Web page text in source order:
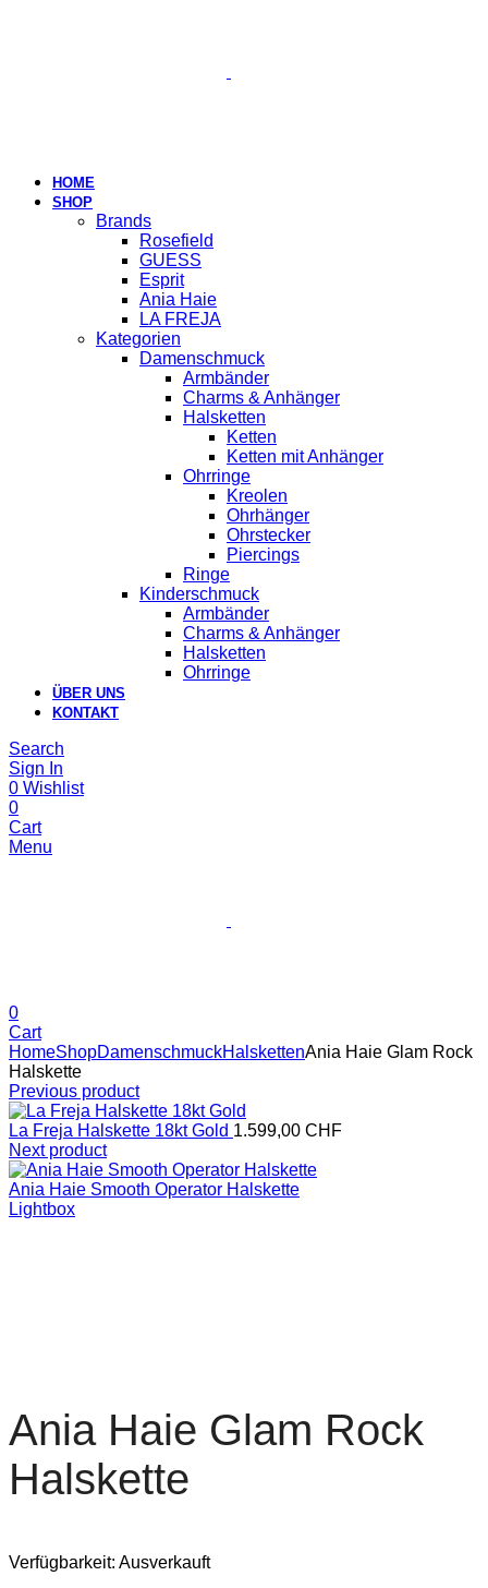
HOME
SHOP
Brands
Rosefield
GUESS
Esprit
Ania Haie
LA FREJA
Kategorien
Damenschmuck
Armbänder
Charms & Anhänger
Halsketten
Ketten
Ketten mit Anhänger
Ohrringe
Kreolen
Ohrhänger
Ohrstecker
Piercings
Ringe
Kinderschmuck
Armbänder
Charms & Anhänger
Halsketten
Ohrringe
ÜBER UNS
KONTAKT
Search
Sign In
0 Wishlist
0
Cart
Menu
0
Cart
HomeShopDamenschmuckHalskettenAnia Haie Glam Rock
Halskette
Previous product
La Freja Halskette 18kt Gold 1.599,00 CHF
Next product
Ania Haie Smooth Operator Halskette
Lightbox
Ania Haie Glam Rock
Halskette
Verfügbarkeit: Ausverkauft